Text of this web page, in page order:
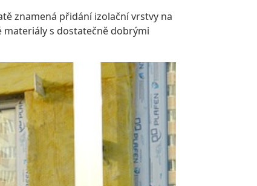
znamená přidání izolační vrstvy na
materiály s dostatečně dobrými